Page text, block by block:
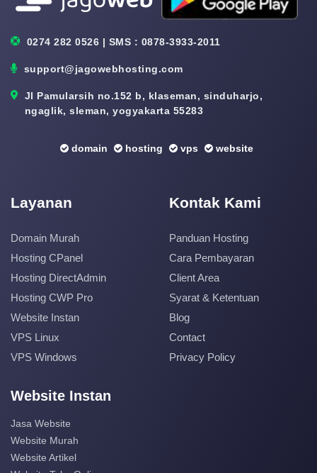
0274 282 0526 | SMS : 0878-3933-2011
support@jagowebhosting.com
Jl Pamularsih no.152 b, klaseman, sinduharjo,
ngaglik, sleman, yogyakarta 55283
domain hosting vps website
Layanan
Domain Murah
Hosting CPanel
Hosting DirectAdmin
Hosting CWP Pro
Website Instan
VPS Linux
VPS Windows
Kontak Kami
Panduan Hosting
Cara Pembayaran
Client Area
Syarat & Ketentuan
Blog
Contact
Privacy Policy
Website Instan
Jasa Website
Website Murah
Website Artikel